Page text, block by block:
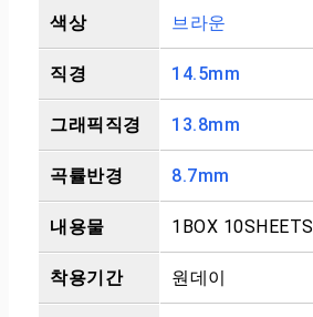
색상 브라운
직경 14.5mm
그래픽직경 13.8mm
곡률반경 8.7mm
내용물 1BOX 10SHEETS
착용기간 원데이